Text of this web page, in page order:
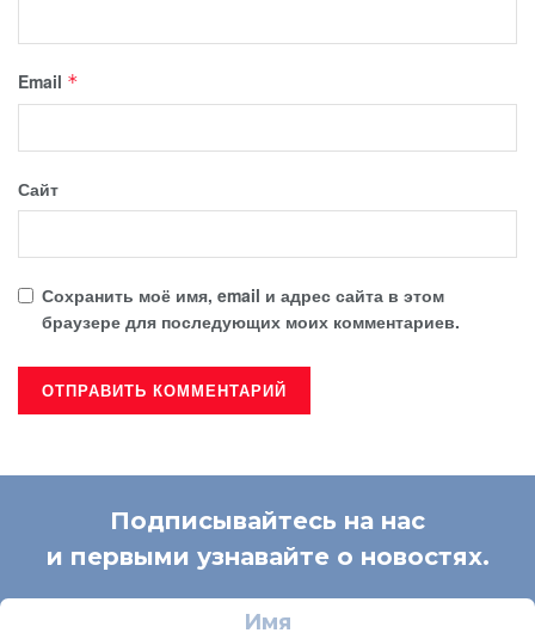
Email *
Сайт
Сохранить моё имя, email и адрес сайта в этом
браузере для последующих моих комментариев.
Подписывайтесь на нас
и первыми узнавайте о новостях.